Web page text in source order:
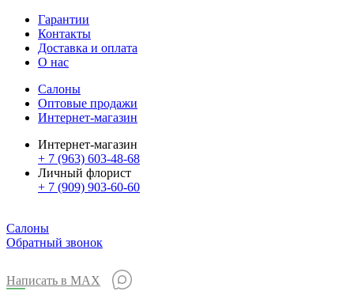
Гарантии
Контакты
Доставка и оплата
О нас
Салоны
Оптовые продажи
Интернет-магазин
Интернет-магазин
+ 7 (963) 603-48-68
Личный флорист
+ 7 (909) 903-60-60
Салоны
Обратный звонок
Написать в MAX